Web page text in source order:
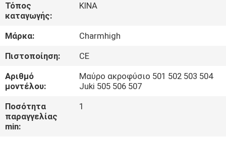
ΣΧΕΤΙΚΆ
ΜΕ
ΕΜΆΣ
ΕΠΙΣΚΈΨΕΙΣ
ΣΤΟ
ΕΡΓΟΣΤΆΣΙΟ
Τόπος
καταγωγής:
ΚΙΝΑ
Μάρκα:
Charmhigh
Πιστοποίηση:
CE
Αριθμό
μοντέλου:
Μαύρο ακροφύσιο 501 502 503 504
Juki 505 506 507
Ποσότητα
παραγγελίας
min:
1